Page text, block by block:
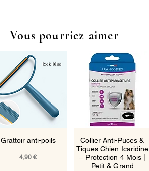
Vous pourriez aimer
Aperçu rapide
Grattoir anti-poils
Prix
4,90 €
Aperçu rapide
Collier Anti-Puces &
Tiques Chien Icaridine
– Protection 4 Mois |
Petit & Grand